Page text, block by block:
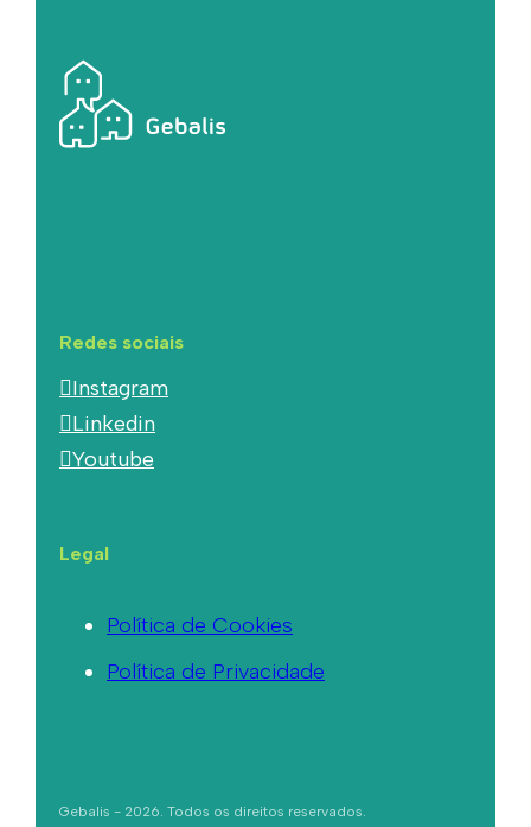
Redes sociais
Instagram
Linkedin
Youtube
Legal
Política de Cookies
Política de Privacidade
Gebalis - 2026. Todos os direitos reservados.